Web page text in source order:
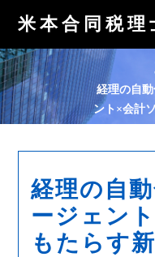
米本合同税理
経理の自
ント×会計
経理の自
ージェン
もたらす